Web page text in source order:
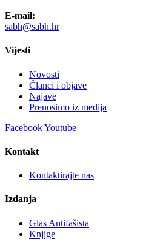
E-mail:
sabh@sabh.hr
Vijesti
Novosti
Članci i objave
Najave
Prenosimo iz medija
FacebookYoutube
Kontakt
Kontaktirajte nas
Izdanja
Glas Antifašista
Knjige